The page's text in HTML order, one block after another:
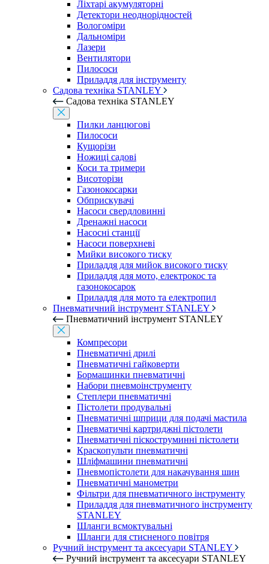
Ліхтарі акумуляторні
Детектори неоднорідностей
Вологоміри
Дальноміри
Лазери
Вентилятори
Пилососи
Приладдя для інструменту
Садова техніка STANLEY
Садова техніка STANLEY
Пилки ланцюгові
Пилососи
Кущорізи
Ножиці садові
Коси та тримери
Висоторізи
Газонокосарки
Обприскувачі
Насоси свердловинні
Дренажні насоси
Насосні станції
Насоси поверхневі
Мийки високого тиску
Приладдя для мийок високого тиску
Приладдя для мото, електрокос та
газонокосарок
Приладдя для мото та електропил
Пневматичний інструмент STANLEY
Пневматичний інструмент STANLEY
Компресори
Пневматичні дрилі
Пневматичні гайковерти
Бормашинки пневматичні
Набори пневмоінструменту
Степлери пневматичні
Пістолети продувальні
Пневматичні шприци для подачі мастила
Пневматичні картриджні пістолети
Пневматичні піскоструминні пістолети
Краскопульти пневматичні
Шліфмашини пневматичні
Пневмопістолети для накачування шин
Пневматичні манометри
Фільтри для пневматичного інструменту
Приладдя для пневматичного інструменту
STANLEY
Шланги всмоктувальні
Шланги для стисненого повітря
Ручний інструмент та аксесуари STANLEY
Ручний інструмент та аксесуари STANLEY